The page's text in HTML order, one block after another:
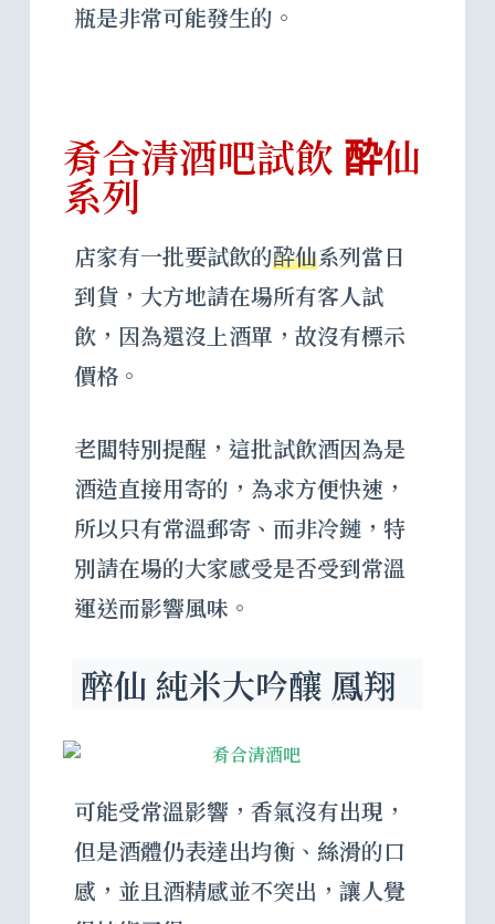
瓶是非常可能發生的。
肴合清酒吧試飲 酔仙
系列
店家有一批要試飲的酔仙系列當日
到貨，大方地請在場所有客人試
飲，因為還沒上酒單，故沒有標示
價格。
老闆特別提醒，這批試飲酒因為是
酒造直接用寄的，為求方便快速，
所以只有常溫郵寄、而非冷鏈，特
別請在場的大家感受是否受到常溫
運送而影響風味。
醉仙 純米大吟釀 鳳翔
可能受常溫影響，香氣沒有出現，
但是酒體仍表達出均衡、絲滑的口
感，並且酒精感並不突出，讓人覺